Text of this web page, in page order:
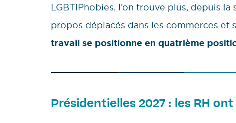
LGBTIPhobies, l’on trouve plus, depuis
propos déplacés dans les commerces et
travail se positionne en quatrième
Présidentielles 2027 : les RH